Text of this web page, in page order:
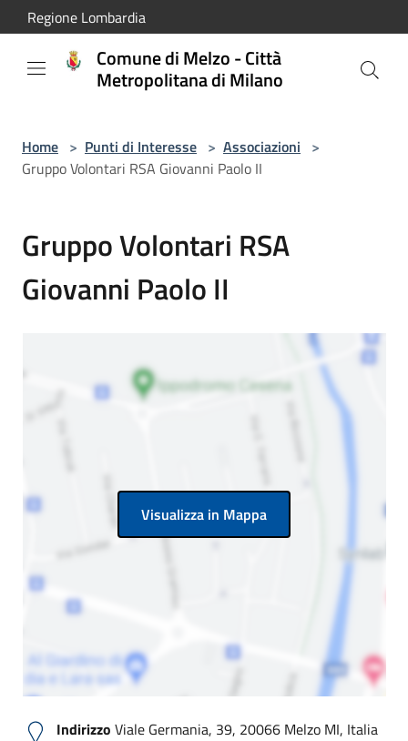
Salta al contenuto principale
Regione Lombardia
Comune di Melzo - Città
Metropolitana di Milano
Home > Punti di Interesse > Associazioni >
Gruppo Volontari RSA Giovanni Paolo II
Gruppo Volontari RSA
Giovanni Paolo II
Visualizza in Mappa
Indirizzo Viale Germania, 39, 20066 Melzo MI, Italia